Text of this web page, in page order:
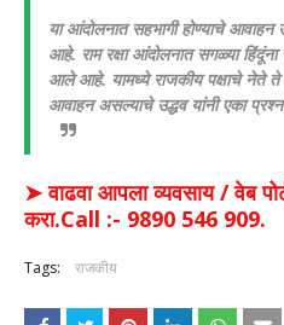
या आंदोलनात सहभागी होण्याचे आवाहन
आहे. राम रक्षा आंदोलनात सगळ्या
आले आहे. यामध्ये राजकीय पक्षाचे नेते ते
आवाहन असल्याचे उद्धव यांनी एका
➤ वाढवा आपला व्यवसाय / वेब
करा.Call :- 9890 546 909.
Tags: राजकीय